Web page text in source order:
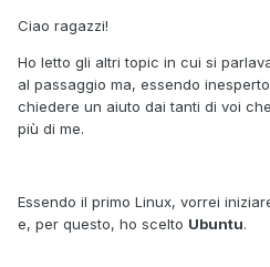
Ciao ragazzi!
Ho letto gli altri topic in cui si
al passaggio ma, essendo
chiedere un aiuto dai tanti di voi
più di me.
Essendo il primo Linux, vorrei
e, per questo, ho scelto Ubuntu.